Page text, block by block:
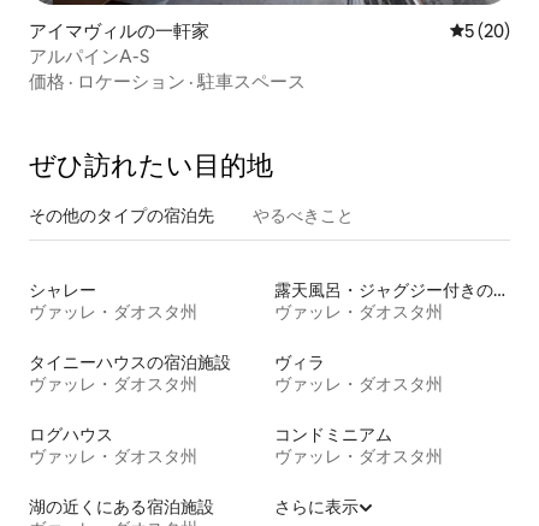
アイマヴィルの一軒家 レビュー
5 (20)
アルパインA-S
価格 · ロケーション ·駐車スペース
ぜひ訪⁠れ⁠た⁠い目⁠的⁠地
その他のタ⁠イ⁠プ⁠の宿⁠泊⁠先 やるべきこと
シャレー
ヴァッレ・ダオスタ州
露天風呂・ジャグジー付きの宿泊施設
ヴァッレ・ダオスタ州
タイニーハウスの宿泊施設
ヴァッレ・ダオスタ州
ヴィラ
ヴァッレ・ダオスタ州
ログハウス
ヴァッレ・ダオスタ州
コンドミニアム
ヴァッレ・ダオスタ州
湖の近くにある宿泊施設
さらに表示